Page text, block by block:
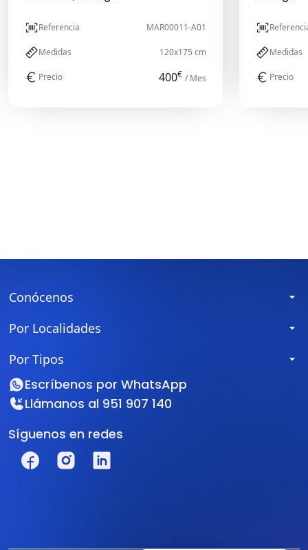
Referencia MAR00011-A01
Medidas 120x175 cm
Precio 400€ / Mes
Medidas
Precio
Conócenos
Por Localidades
Por Tipos
Escríbenos por WhatsApp
Llámanos al 951 907 140
Síguenos en redes